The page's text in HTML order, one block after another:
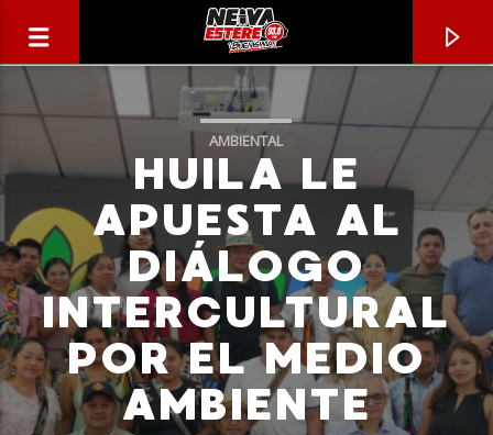
CANCIÓN ACTUAL
AMBIENTAL
HUILA LE
APUESTA AL
DIÁLOGO
INTERCULTURAL
POR EL MEDIO
AMBIENTE